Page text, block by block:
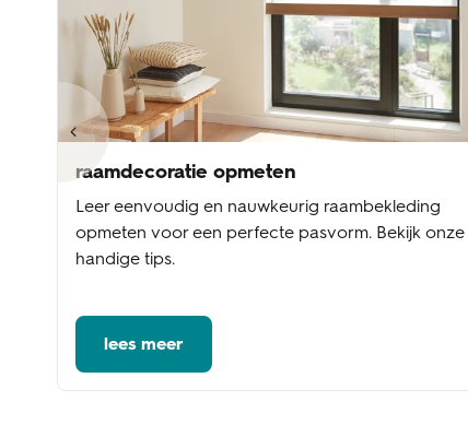
raamdecoratie opmeten
Leer eenvoudig en nauwkeurig raambekleding
opmeten voor een perfecte pasvorm. Bekijk onze
handige tips.
lees meer